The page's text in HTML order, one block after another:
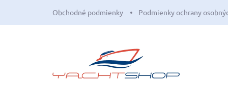
obsah
Obchodné podmienky Podmienky ochrany